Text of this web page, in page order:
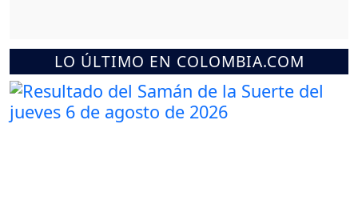
LO ÚLTIMO EN COLOMBIA.COM